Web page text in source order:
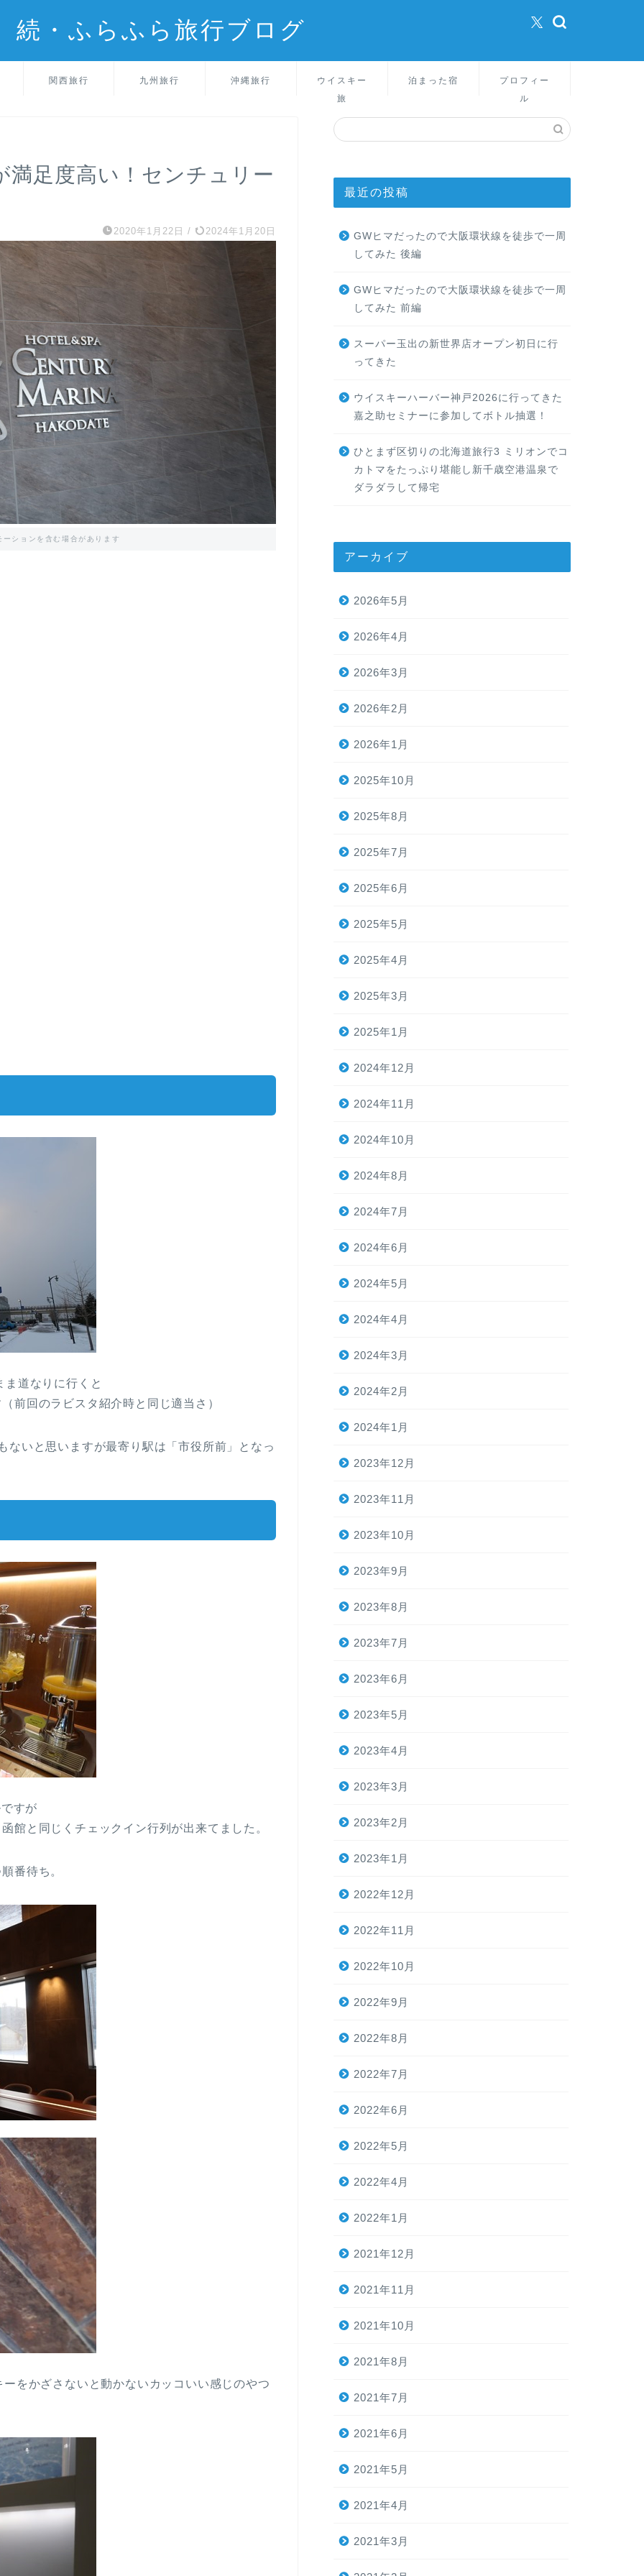
続・ふらふら旅行ブログ
関西旅行 九州旅行 沖縄旅行
ウイスキー
旅
泊まった宿
プロフィー
ル
満足度高い！センチュリー
2020年1月22日 / 2024年1月20日
ーションを含む場合があります
道なりに行くと
前回のラビスタ紹介時と同じ適当さ）
ないと思いますが最寄り駅は「市役所前」となっ
すが
館と同じくチェックイン行列が出来てました。
番待ち。
をかざさないと動かないカッコいい感じのやつ
最近の投稿
GWヒマだったので大阪環状線を徒歩で一周
してみた 後編
GWヒマだったので大阪環状線を徒歩で一周
してみた 前編
スーパー玉出の新世界店オープン初日に行
ってきた
ウイスキーハーバー神戸2026に行ってきた
嘉之助セミナーに参加してボトル抽選！
ひとまず区切りの北海道旅行3 ミリオンでコ
カトマをたっぷり堪能し新千歳空港温泉で
ダラダラして帰宅
アーカイブ
2026年5月
2026年4月
2026年3月
2026年2月
2026年1月
2025年10月
2025年8月
2025年7月
2025年6月
2025年5月
2025年4月
2025年3月
2025年1月
2024年12月
2024年11月
2024年10月
2024年8月
2024年7月
2024年6月
2024年5月
2024年4月
2024年3月
2024年2月
2024年1月
2023年12月
2023年11月
2023年10月
2023年9月
2023年8月
2023年7月
2023年6月
2023年5月
2023年4月
2023年3月
2023年2月
2023年1月
2022年12月
2022年11月
2022年10月
2022年9月
2022年8月
2022年7月
2022年6月
2022年5月
2022年4月
2022年1月
2021年12月
2021年11月
2021年10月
2021年8月
2021年7月
2021年6月
2021年5月
2021年4月
2021年3月